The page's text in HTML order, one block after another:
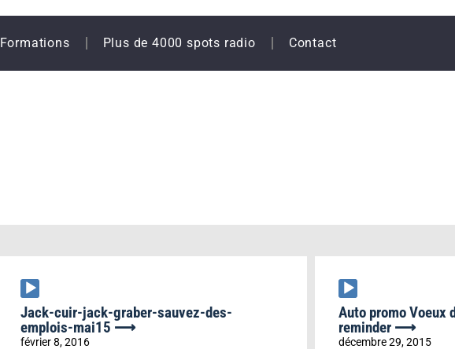
Formations Plus de 4000 spots radio Contact
Lecteur
audio
Jack-cuir-jack-graber-sauvez-des-
emplois-mai15 ⟶
février 8, 2016
Lecteur
audio
Auto promo Voeux
reminder ⟶
décembre 29, 2015